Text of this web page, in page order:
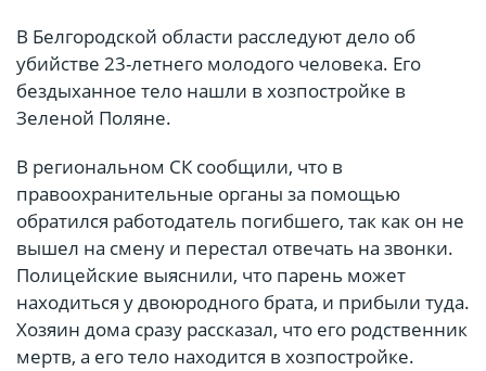
В Белгородской области расследуют дело об
убийстве 23-летнего молодого человека. Его
бездыханное тело нашли в хозпостройке в
Зеленой Поляне.
В региональном СК сообщили, что в
правоохранительные органы за помощью
обратился работодатель погибшего, так как он не
вышел на смену и перестал отвечать на звонки.
Полицейские выяснили, что парень может
находиться у двоюродного брата, и прибыли туда.
Хозяин дома сразу рассказал, что его родственник
мертв, а его тело находится в хозпостройке.